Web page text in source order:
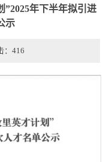
”2025年下半年拟引进
示
416